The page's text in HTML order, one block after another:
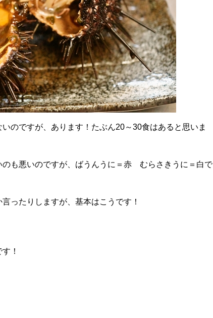
のですが、あります！たぶん20～30食はあると思いま
のも悪いのですが、ばうんうに＝赤 むらさきうに＝白で
ったりしますが、基本はこうです！
！